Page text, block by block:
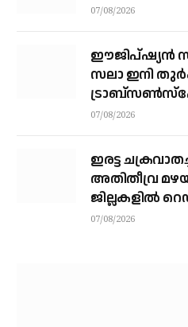
07/08/2026
ഈജിപ്ഷ്യന്‍
സലാ ഇനി
07/08/2026
ഇരട്ട
അതിതീവ്ര
ജില്ലകളില്‍
07/08/2026